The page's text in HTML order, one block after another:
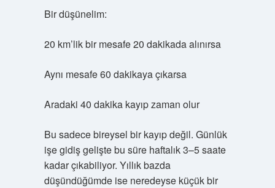
Bir düşünelim:
20 km’lik bir mesafe 20 dakikada alınırsa
Aynı mesafe 60 dakikaya çıkarsa
Aradaki 40 dakika kayıp zaman olur
Bu sadece bireysel bir kayıp değil. Günlük
işe gidiş gelişte bu süre haftalık 3–5 saate
kadar çıkabiliyor. Yıllık bazda
düşündüğümde ise neredeyse küçük bir